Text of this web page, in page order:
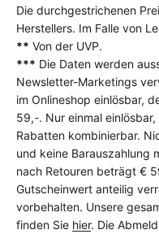
Die durchgestrichenen
Herstellers. Im Falle von
** Von der UVP.
*** Die Daten werden
Newsletter-Marketings
im Onlineshop einlösbar,
59,-. Nur einmal
Rabatten kombinierbar.
und keine Barauszahlung
nach Retouren beträgt €
Gutscheinwert anteilig
vorbehalten. Unsere
finden Sie hier. Die